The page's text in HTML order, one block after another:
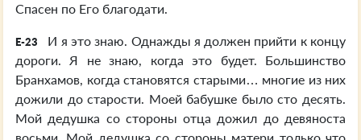
Спасен по Его благодати.
E-23
И я это знаю. Однажды я должен прийти к концу
дороги. Я не знаю, когда это будет. Большинство
Бранхамов, когда становятся старыми… многие из них
дожили до старости. Моей бабушке было сто десять.
Мой дедушка со стороны отца дожил до девяноста